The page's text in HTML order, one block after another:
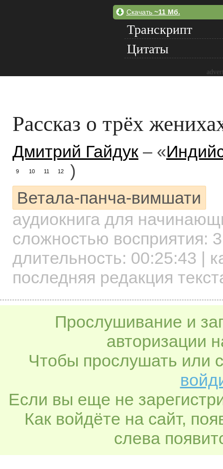
Скачать ~11 Мб.
Транскрипт
Цитаты
Рассказ о трёх
Дмитрий Гайдук – «
9 10 11 12
)
Ветала-панча-вимшати
аудиокнига для
сложностью восприятия: 3
длительность: 00:25:43 |
последняя редакция
Прослушивание и
авторизации
Чтобы прослушать или
Если вы еще не
Как войдёте на сайт,
слева